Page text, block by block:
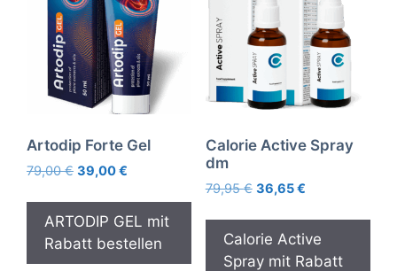
Artodip Forte Gel
79,00€ Ursprünglicher
war:
79,00 €
39,00€
ist:
39,00 €.
ARTODIP GEL mit
Rabatt bestellen
Calorie Active Spray
dm
79,95€ Ursprünglicher
war:
79,95 €
36,65€Aktueller
ist:
36,65 €.
Calorie Active
Spray mit Rabatt